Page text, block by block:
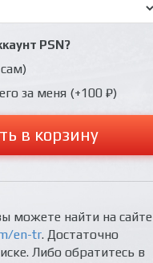
PSN?
за меня (+100 ₽)
в корзину
можете найти на сайте
en-tr. Достаточно
Либо обратитесь в